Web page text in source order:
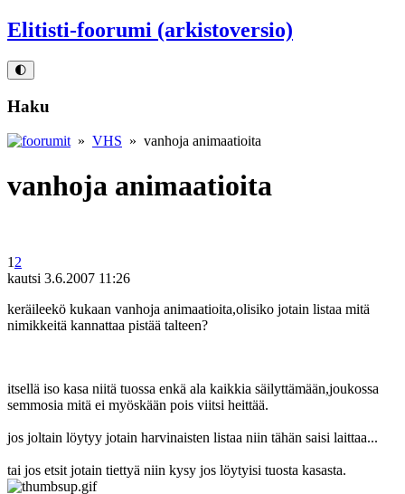
Elitisti-foorumi (arkistoversio)
🌓
Haku
» VHS » vanhoja animaatioita
vanhoja animaatioita
1 2
kautsi 3.6.2007 11:26
keräileekö kukaan vanhoja animaatioita,olisiko jotain listaa mitä
nimikkeitä kannattaa pistää talteen?
itsellä iso kasa niitä tuossa enkä ala kaikkia säilyttämään,joukossa
semmosia mitä ei myöskään pois viitsi heittää.
jos joltain löytyy jotain harvinaisten listaa niin tähän saisi laittaa...
tai jos etsit jotain tiettyä niin kysy jos löytyisi tuosta kasasta.